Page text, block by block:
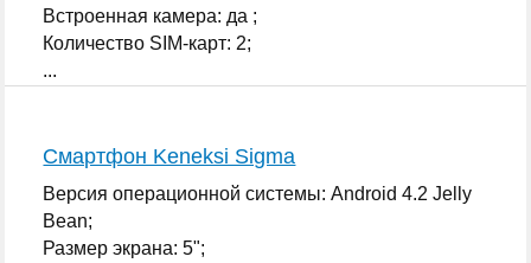
Встроенная камера: да ;
Количество SIM-карт: 2;
...
Смартфон Keneksi Sigma
Версия операционной системы: Android 4.2 Jelly
Bean;
Размер экрана: 5";